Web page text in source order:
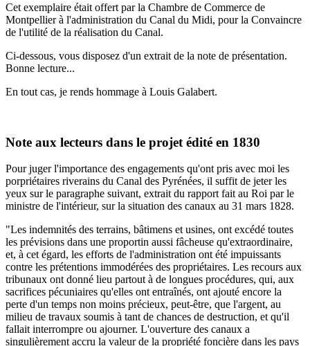
Cet exemplaire était offert par la Chambre de Commerce de
Montpellier à l'administration du Canal du Midi, pour la Convaincre
de l'utilité de la réalisation du Canal.
Ci-dessous, vous disposez d'un extrait de la note de présentation.
Bonne lecture...
En tout cas, je rends hommage à Louis Galabert.
Note aux lecteurs dans le projet édité en 1830
Pour juger l'importance des engagements qu'ont pris avec moi les
porpriétaires riverains du Canal des Pyrénées, il suffit de jeter les
yeux sur le paragraphe suivant, extrait du rapport fait au Roi par le
ministre de l'intérieur, sur la situation des canaux au 31 mars 1828.
"Les indemnités des terrains, bâtimens et usines, ont excédé toutes
les prévisions dans une proportin aussi fâcheuse qu'extraordinaire,
et, à cet égard, les efforts de l'administration ont été impuissants
contre les prétentions immodérées des propriétaires. Les recours aux
tribunaux ont donné lieu partout à de longues procédures, qui, aux
sacrifices pécuniaires qu'elles ont entraînés, ont ajouté encore la
perte d'un temps non moins précieux, peut-être, que l'argent, au
milieu de travaux soumis à tant de chances de destruction, et qu'il
fallait interrompre ou ajourner. L'ouverture des canaux a
singulièrement accru la valeur de la propriété foncière dans les pays